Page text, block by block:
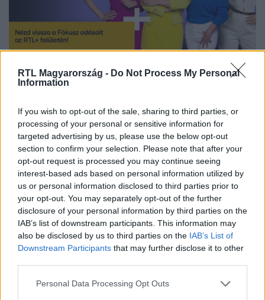
RTL Magyarország - Do Not Process My Personal
Information
If you wish to opt-out of the sale, sharing to third parties, or
processing of your personal or sensitive information for
targeted advertising by us, please use the below opt-out
section to confirm your selection. Please note that after your
opt-out request is processed you may continue seeing
interest-based ads based on personal information utilized by
us or personal information disclosed to third parties prior to
your opt-out. You may separately opt-out of the further
disclosure of your personal information by third parties on the
IAB’s list of downstream participants. This information may
also be disclosed by us to third parties on the IAB’s List of
Downstream Participants that may further disclose it to other
Please note that this website/app uses one or more Google
Personal Data Processing Opt Outs
Nézd vissza a Fókusz adásait az RTL+-on!
Itt állítsd be, hogy az RTL.hu az elsők között
legyen a Google-találatokban!
Kövess minket, és értesülj a friss hírekről a